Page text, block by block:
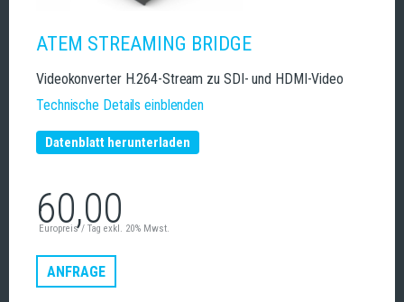
ATEM STREAMING BRIDGE
Videokonverter H.264-Stream zu SDI- und HDMI-Video
Technische Details einblenden
Datenblatt herunterladen
60,00
Europreis / Tag exkl. 20% Mwst.
ANFRAGE